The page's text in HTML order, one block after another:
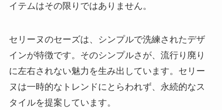
イテムはその限りではありません。
セリーヌのセーズは、シンプルで洗練されたデザ
インが特徴です。そのシンプルさが、流行り廃り
に左右されない魅力を生み出しています。セリー
ヌは一時的なトレンドにとらわれず、永続的なス
タイルを提案しています。